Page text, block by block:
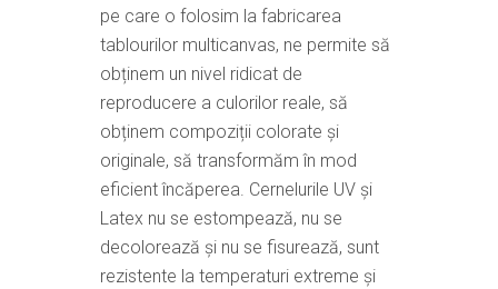
pe care o folosim la fabricarea
tablourilor multicanvas, ne permite să
obținem un nivel ridicat de
reproducere a culorilor reale, să
obținem compoziții colorate și
originale, să transformăm în mod
eficient încăperea. Cernelurile UV și
Latex nu se estompează, nu se
decolorează și nu se fisurează, sunt
rezistente la temperaturi extreme și